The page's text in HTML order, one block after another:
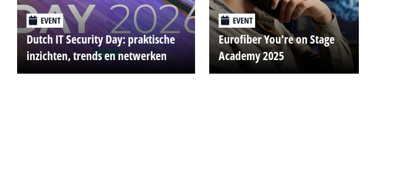
EVENT
Dutch IT Security Day: praktische
inzichten, trends en netwerken
EVENT
Eurofiber You're on Stage
Academy 2025